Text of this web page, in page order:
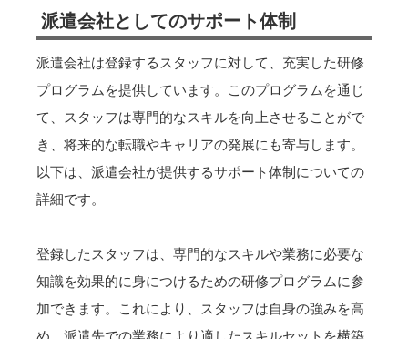
派遣会社としてのサポート体制
派遣会社は登録するスタッフに対して、充実した研修
プログラムを提供しています。このプログラムを通じ
て、スタッフは専門的なスキルを向上させることがで
き、将来的な転職やキャリアの発展にも寄与します。
以下は、派遣会社が提供するサポート体制についての
詳細です。
登録したスタッフは、専門的なスキルや業務に必要な
知識を効果的に身につけるための研修プログラムに参
加できます。これにより、スタッフは自身の強みを高
め、派遣先での業務により適したスキルセットを構築